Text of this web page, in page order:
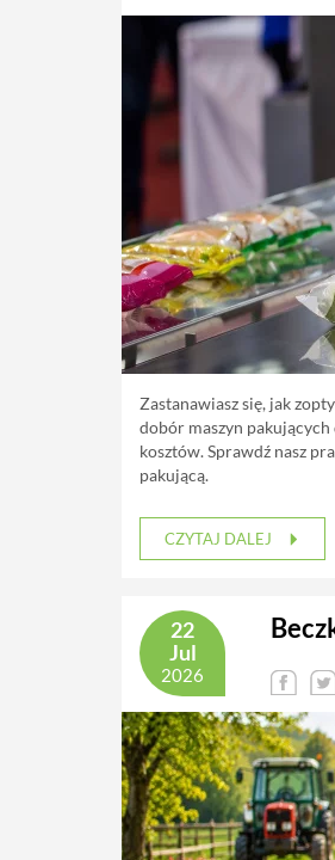
Zastanawiasz się, jak
dobór maszyn
kosztów. Sprawdź nasz
pakującą.
CZYTAJ DALEJ
22
Jul
2026